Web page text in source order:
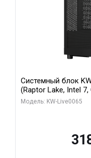
Системный блок
(Raptor Lake, Intel
модуля)/ ASUS
Модель: KW-Live0065